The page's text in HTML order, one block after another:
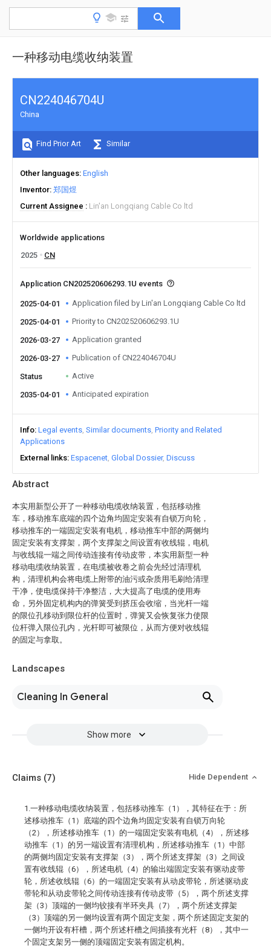
一种移动电缆收纳装置
Abstract
本实用新型公开了一种移动电缆收纳装置，包括移动推
车，移动推车底端的四个边角均固定安装有自锁万向轮，
移动推车的一端固定安装有电机，移动推车中部的两侧均
固定安装有支撑架，两个支撑架之间设置有收线辊，电机
与收线辊一端之间传动连接有传动皮带，本实用新型一种
移动电缆收纳装置，在电缆被收卷之前会先经过清理机
构，清理机构会将电缆上附带的油污或杂质用毛刷给清理
干净，使电缆保持干净整洁，大大提高了电缆的使用寿
命，另外固定机构内的弹簧受到挤压会收缩，当光杆一端
的限位孔移动到限位杆的位置时，弹簧又会恢复张力使限
位杆弹入限位孔内，光杆即可被限位，从而方便对收线辊
的固定与拿取。
Landscapes
Cleaning In General
Show more
CN224046704U
China
Find Prior Art Similar
Other languages English
Inventor 郑国煜
Current Assignee
Lin'an Longqiang Cable Co ltd
Worldwide applications
2025
CN
Application CN202520606293.1U events
2025-04-01 Application filed by Lin'an Longqiang Cable Co ltd
2025-04-01 Priority to CN202520606293.1U
2026-03-27 Application granted
2026-03-27 Publication of CN224046704U
Status Active
2035-04-01 Anticipated expiration
Info Legal events Similar documents Priority and Related
Applications
External links Espacenet Global Dossier Discuss
Claims (7) Hide Dependent
1.一种移动电缆收纳装置，包括移动推车（1），其特征在于：所
述移动推车（1）底端的四个边角均固定安装有自锁万向轮
（2），所述移动推车（1）的一端固定安装有电机（4），所述移
动推车（1）的另一端设置有清理机构，所述移动推车（1）中部
的两侧均固定安装有支撑架（3），两个所述支撑架（3）之间设
置有收线辊（6），所述电机（4）的输出端固定安装有驱动皮带
轮，所述收线辊（6）的一端固定安装有从动皮带轮，所述驱动皮
带轮和从动皮带轮之间传动连接有传动皮带（5），两个所述支撑
架（3）顶端的一侧均铰接有半环夹具（7），两个所述支撑架
（3）顶端的另一侧均设置有两个固定支架，两个所述固定支架的
一侧均开设有杆槽，两个所述杆槽之间插接有光杆（8），其中一
个固定支架另一侧的顶端固定安装有固定机构。